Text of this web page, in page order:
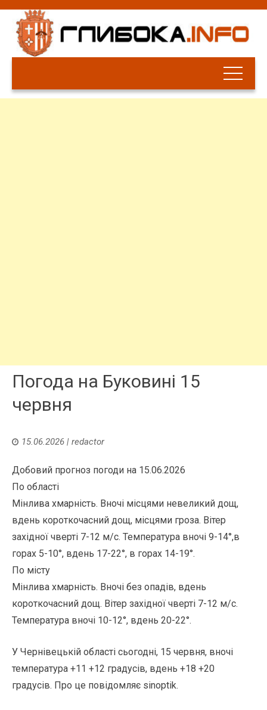
Погода на Буковині 15
червня
15.06.2026 | redactor
Добовий прогноз погоди на 15.06.2026
По області
Мінлива хмарність. Вночі місцями невеликий дощ,
вдень короткочасний дощ, місцями гроза. Вітер
західної чверті 7-12 м/с. Температура вночі 9-14°,в
горах 5-10°, вдень 17-22°, в горах 14-19°.
По місту
Мінлива хмарність. Вночі без опадів, вдень
короткочасний дощ. Вітер західної чверті 7-12 м/с.
Температура вночі 10-12°, вдень 20-22°.
У Чернівецькій області сьогодні, 15 червня, вночі
температура +11 +12 градусів, вдень +18 +20
градусів. Про це повідомляє sinoptik.